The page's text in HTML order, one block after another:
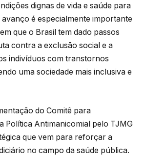
dignas de vida e saúde para
avanço é especialmente importante
que o Brasil tem dado passos
contra a exclusão social e a
indivíduos com transtornos
uma sociedade mais inclusiva e
do Comitê para
Política Antimanicomial pelo TJMG
que vem para reforçar a
no campo da saúde pública.